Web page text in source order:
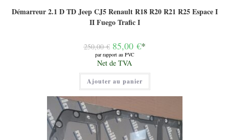
Démarreur 2.1 D TD Jeep CJ5 Renault R18 R20 R21 R25 Espace I
II Fuego Trafic I
250,00€ Le
prix
initial
était :
250,00 €.
85,00 €*
par rapport au PVC
Le
prix
actuel
est :
85,00 €.
Net de TVA
Ajouter au panier